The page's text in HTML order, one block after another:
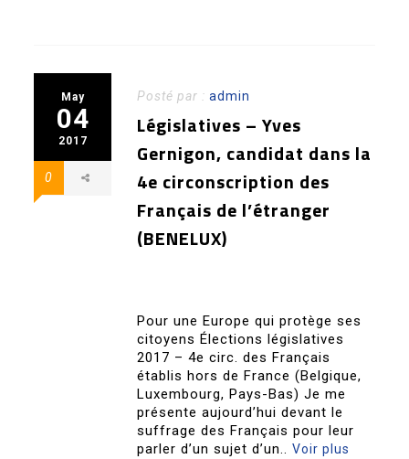
May
04
2017
0
Posté par :admin
Législatives – Yves
Gernigon, candidat dans la
4e circonscription des
Français de l’étranger
(BENELUX)
Pour une Europe qui protège ses
citoyens Élections législatives
2017 – 4e circ. des Français
établis hors de France (Belgique,
Luxembourg, Pays-Bas) Je me
présente aujourd’hui devant le
suffrage des Français pour leur
parler d’un sujet d’un..Voir plus